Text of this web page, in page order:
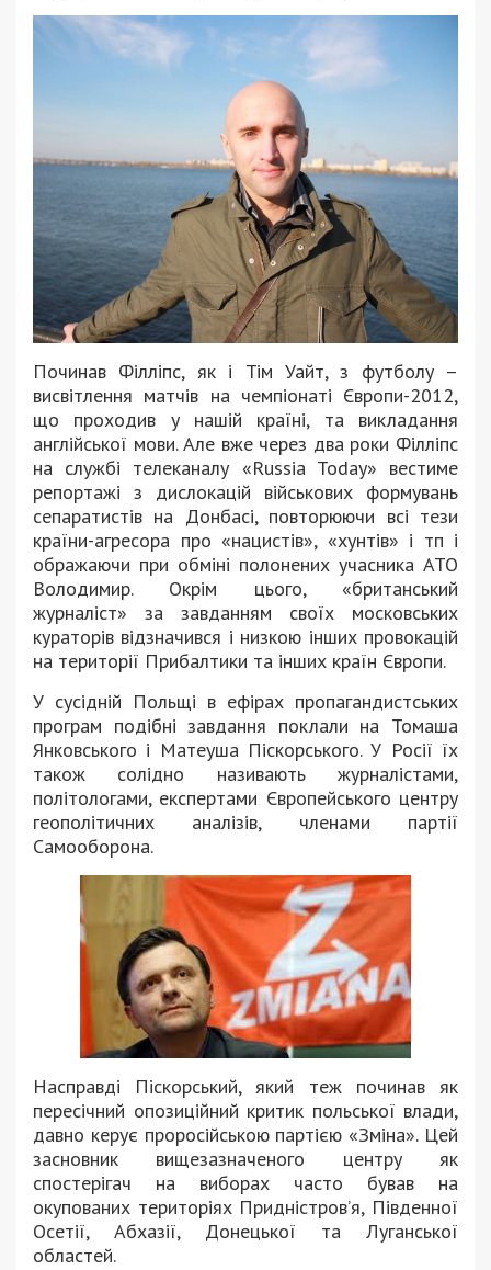
Починав Філліпс, як і Тім Уайт, з футболу –
висвітлення матчів на чемпіонаті Європи-2012,
що проходив у нашій країні, та викладання
англійської мови. Але вже через два роки Філліпс
на службі телеканалу «Russia Today» вестиме
репортажі з дислокацій військових формувань
сепаратистів на Донбасі, повторюючи всі тези
країни-агресора про «нацистів», «хунтів» і тп і
ображаючи при обміні полонених учасника АТО
Володимир. Окрім цього, «британський
журналіст» за завданням своїх московських
кураторів відзначився і низкою інших провокацій
на території Прибалтики та інших країн Європи.
У сусідній Польщі в ефірах пропагандистських
програм подібні завдання поклали на Томаша
Янковського і Матеуша Піскорського. У Росії їх
також солідно називають журналістами,
політологами, експертами Європейського центру
геополітичних аналізів, членами партії
Самооборона.
Насправді Піскорський, який теж починав як
пересічний опозиційний критик польської влади,
давно керує проросійською партією «Зміна». Цей
засновник вищезазначеного центру як
спостерігач на виборах часто бував на
окупованих територіях Придністров’я, Південної
Осетії, Абхазії, Донецької та Луганської
областей.